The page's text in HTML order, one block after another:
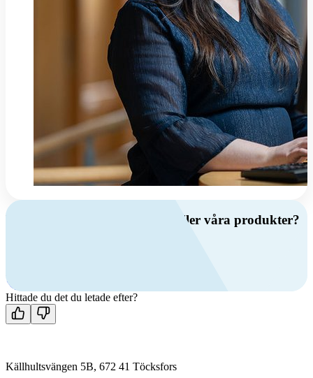
Har du frågor om ventilation eller våra produkter?
Kontakta oss
Hittade du det du letade efter?
Källhultsvängen 5B, 672 41 Töcksfors